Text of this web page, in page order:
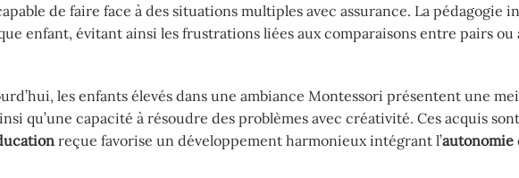
de faire face à des situations multiples avec assurance. La pédagogie
enfant, évitant ainsi les frustrations liées aux comparaisons entre pairs ou
les enfants élevés dans une ambiance Montessori présentent une
qu’une capacité à résoudre des problèmes avec créativité. Ces acquis
reçue favorise un développement harmonieux intégrant l’autonomie